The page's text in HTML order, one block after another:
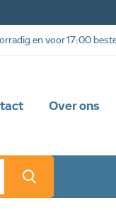
Over ons
en voor 17:00